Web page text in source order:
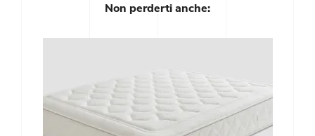
Non perderti anche: